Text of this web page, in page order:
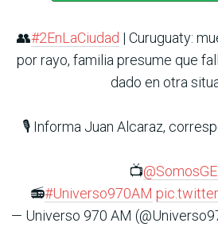
👥#2EnLaCiudad | Curuguaty:
por rayo, familia presume que
dado en otra
🎙️ Informa Juan Alcaraz,
📺
📻#Universo970AM
— Universo 970 AM